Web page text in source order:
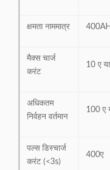
क्षमता नाममात्र 400AH
मैक्स चार्ज
करंट
10 ए
अधिकतम
निर्वहन वर्तमान
100 ए
पल्स डिस्चार्ज
करंट (<3s)
400ए